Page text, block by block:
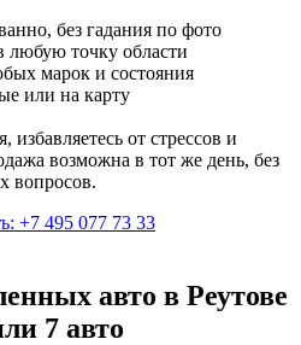
без гадания по фото
любую точку области
марок и состояния
или на карту
от стрессов и
возможна в тот же день, без
вопросов.
+7 495 077 73 33
авто в Реутове
7 авто